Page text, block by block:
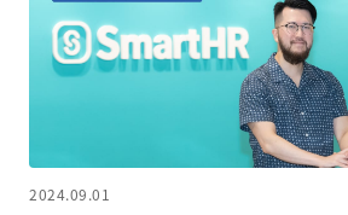
2024.09.01